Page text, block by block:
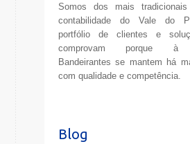
Somos dos mais
contabilidade do Vale do
portfólio de clientes e
comprovam porque à
Bandeirantes se mantem há
com qualidade e competência.
Blog